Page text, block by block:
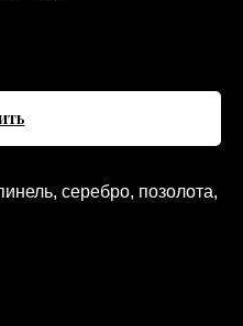
серебро, позолота,